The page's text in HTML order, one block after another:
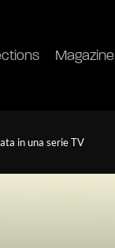
Magazine
in una serie TV